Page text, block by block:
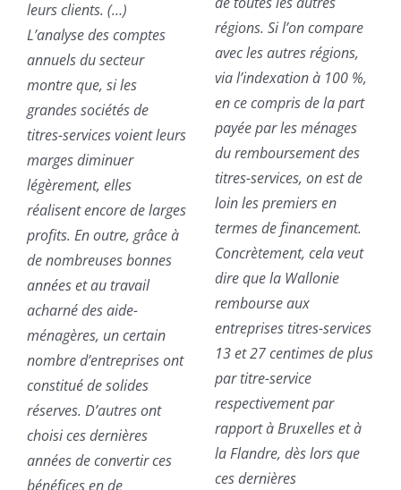
leurs clients. (…)
L’analyse des comptes
annuels du secteur
montre que, si les
grandes sociétés de
titres-services voient leurs
marges diminuer
légèrement, elles
réalisent encore de larges
profits. En outre, grâce à
de nombreuses bonnes
années et au travail
acharné des aide-
ménagères, un certain
nombre d’entreprises ont
constitué de solides
réserves. D’autres ont
choisi ces dernières
années de convertir ces
bénéfices en de
régions. Si l’on compare
avec les autres régions,
via l’indexation à 100 %,
en ce compris de la part
payée par les ménages
du remboursement des
titres-services, on est de
loin les premiers en
termes de financement.
Concrètement, cela veut
dire que la Wallonie
rembourse aux
entreprises titres-services
13 et 27 centimes de plus
par titre-service
respectivement par
rapport à Bruxelles et à
la Flandre, dès lors que
ces dernières